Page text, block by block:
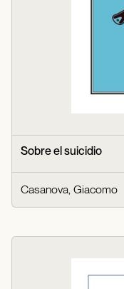
Sobre el suicidio
Casanova, Giacomo